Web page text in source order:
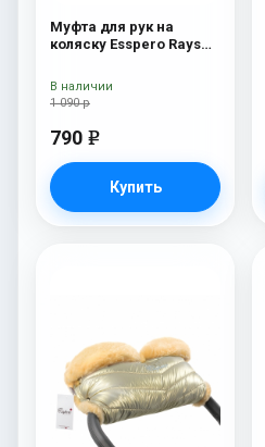
Муфта для рук на
коляску Esspero Rays
1 090 р
790 e
Купить
В наличии